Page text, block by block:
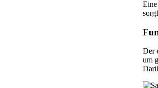
Der
um